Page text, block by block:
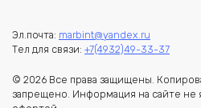
Эл.почта: marbint@yandex.ru
Тел для связи: +7(4932)49-33-37
© 2026 Все права защищены.
запрещено. Информация на сайте не